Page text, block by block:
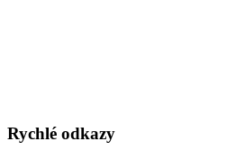
Rychlé odkazy